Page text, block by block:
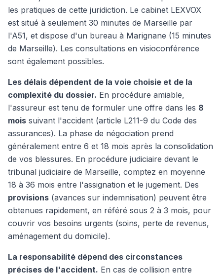
les pratiques de cette juridiction. Le cabinet LEXVOX
est situé à seulement 30 minutes de Marseille par
l'A51, et dispose d'un bureau à Marignane (15 minutes
de Marseille). Les consultations en visioconférence
sont également possibles.
Les délais dépendent de la voie choisie et de la
complexité du dossier. En procédure amiable,
l'assureur est tenu de formuler une offre dans les 8
mois suivant l'accident (article L211-9 du Code des
assurances). La phase de négociation prend
généralement entre 6 et 18 mois après la consolidation
de vos blessures. En procédure judiciaire devant le
tribunal judiciaire de Marseille, comptez en moyenne
18 à 36 mois entre l'assignation et le jugement. Des
provisions (avances sur indemnisation) peuvent être
obtenues rapidement, en référé sous 2 à 3 mois, pour
couvrir vos besoins urgents (soins, perte de revenus,
aménagement du domicile).
La responsabilité dépend des circonstances
précises de l'accident. En cas de collision entre